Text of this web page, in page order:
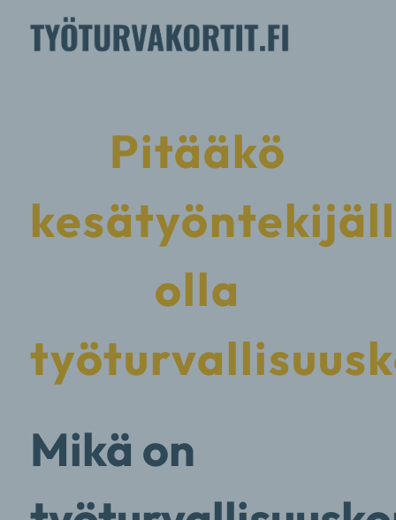
Pitääkö
olla
Mikä on